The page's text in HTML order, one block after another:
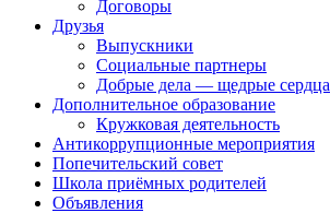
Договоры
Друзья
Выпускники
Социальные партнеры
Добрые дела — щедрые сердца
Дополнительное образование
Кружковая деятельность
Антикоррупционные мероприятия
Попечительский совет
Школа приёмных родителей
Объявления